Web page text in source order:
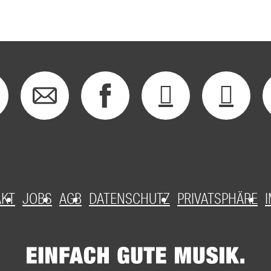
JOBS AGB DATENSCHUTZ PRIVATSPHÄRE